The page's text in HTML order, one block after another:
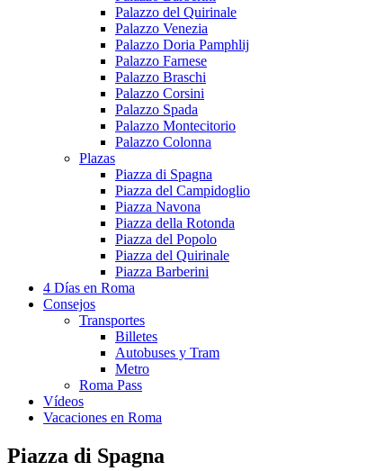
Palazzo del Quirinale
Palazzo Venezia
Palazzo Doria Pamphlij
Palazzo Farnese
Palazzo Braschi
Palazzo Corsini
Palazzo Spada
Palazzo Montecitorio
Palazzo Colonna
Plazas
Piazza di Spagna
Piazza del Campidoglio
Piazza Navona
Piazza della Rotonda
Piazza del Popolo
Piazza del Quirinale
Piazza Barberini
4 Días en Roma
Consejos
Transportes
Billetes
Autobuses y Tram
Metro
Roma Pass
Vídeos
Vacaciones en Roma
Piazza di Spagna